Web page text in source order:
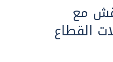
مع
القطاع